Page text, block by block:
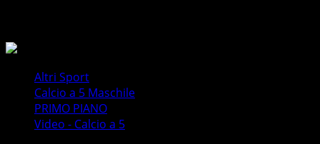
Altri Sport
Calcio a 5 Maschile
PRIMO PIANO
Video - Calcio a 5